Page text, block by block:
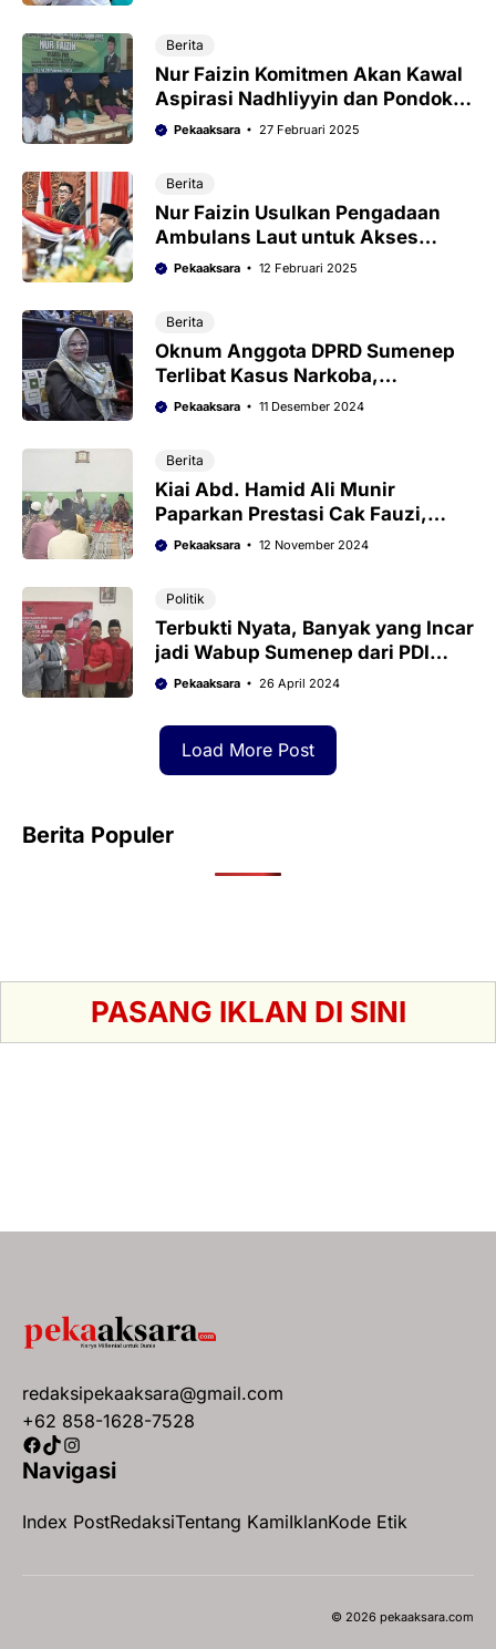
Berita
Nur Faizin Komitmen Akan Kawal
Aspirasi Nadhliyyin dan Pondok
Pesantren
Pekaaksara 27 Februari 2025
Berita
Nur Faizin Usulkan Pengadaan
Ambulans Laut untuk Akses
Kesehatan Masyarakat Kepulauan
Pekaaksara 12 Februari 2025
Berita
Oknum Anggota DPRD Sumenep
Terlibat Kasus Narkoba,
Terancam PAW
Pekaaksara 11 Desember 2024
Berita
Kiai Abd. Hamid Ali Munir
Paparkan Prestasi Cak Fauzi,
Masyarakat Duko: Faham
Pekaaksara 12 November 2024
Politik
Terbukti Nyata, Banyak yang Incar
jadi Wabup Sumenep dari PDI
Perjuangan
Pekaaksara 26 April 2024
Load More Post
Berita Populer
PASANG IKLAN DI SINI
redaksipekaaksara@gmail.com
+62 858-1628-7528
Facebook
TikTok
Instagram
Navigasi
Index PostRedaksiTentang KamiIklanKode Etik
© 2026 pekaaksara.com